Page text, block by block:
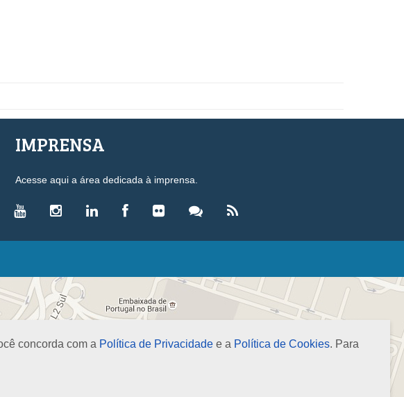
concorda com a Política de Privacidade e a Política de Cookies. Para
IMPRENSA
Acesse aqui a área dedicada à imprensa.
LEGISLAÇÃO
Decretos-Lei
Normas Brasileiras de Contabilidade